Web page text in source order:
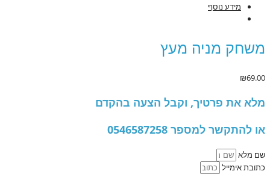
מידע נוסף
משחק מניה מעץ
₪69.00
מלא את פרטיך, וקבל הצעה בהקדם
או להתקשר למספר 0546587258
שם מלא
כתובת אימייל